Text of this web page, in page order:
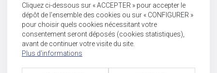
Cliquez ci-dessous sur « ACCEPTER » pour accepter le
dépôt de l'ensemble des cookies ou sur « CONFIGURER »
pour choisir quels cookies nécessitant votre
consentement seront déposés (cookies statistiques),
avant de continuer votre visite du site.
Plus d'informations